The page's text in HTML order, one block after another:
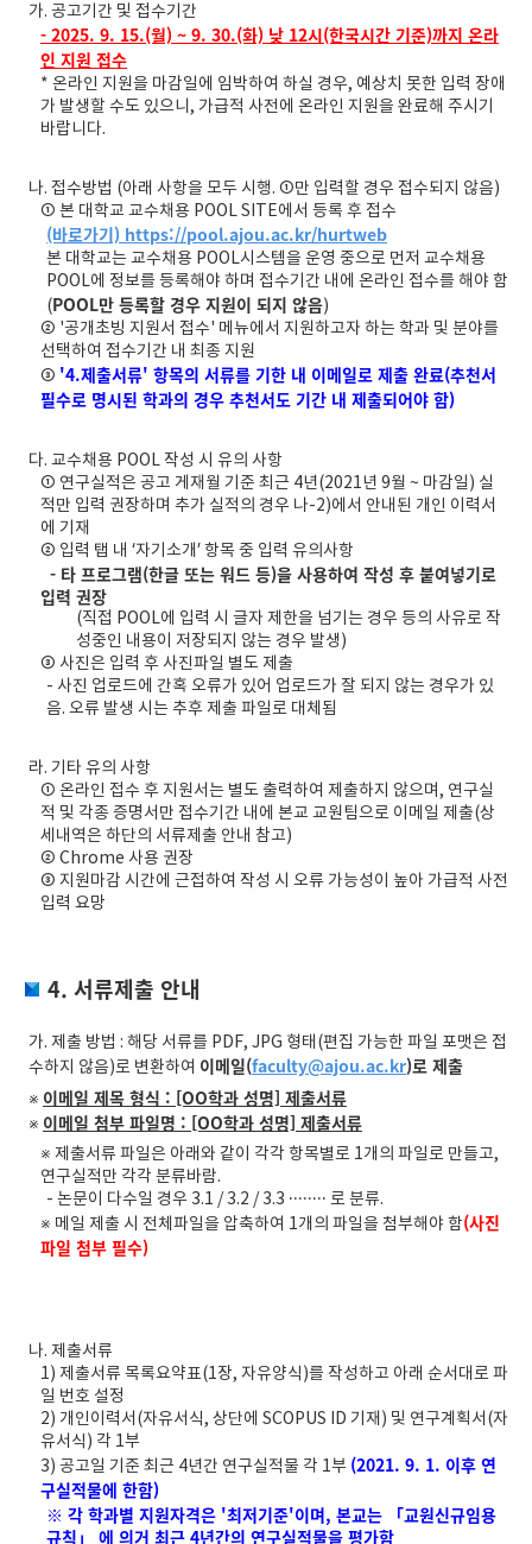
가. 공고기간 및 접수기간
- 2025. 9. 15.(월) ~ 9. 30.(화) 낮 12시(한국시간 기준)까지 온라
인 지원 접수
* 온라인 지원을 마감일에 임박하여 하실 경우, 예상치 못한 입력 장애
가 발생할 수도 있으니, 가급적 사전에 온라인 지원을 완료해 주시기
바랍니다.
나. 접수방법 (아래 사항을 모두 시행. ①만 입력할 경우 접수되지 않음)
① 본 대학교 교수채용 POOL SITE에서 등록 후 접수
(바로가기) https://pool.ajou.ac.kr/hurtweb
본 대학교는 교수채용 POOL시스템을 운영 중으로 먼저 교수채용
POOL에 정보를 등록해야 하며 접수기간 내에 온라인 접수를 해야 함
(POOL만 등록할 경우 지원이 되지 않음)
② '공개초빙 지원서 접수' 메뉴에서 지원하고자 하는 학과 및 분야를
선택하여 접수기간 내 최종 지원
③ '4.제출서류' 항목의 서류를 기한 내 이메일로 제출 완료(추천서
필수로 명시된 학과의 경우 추천서도 기간 내 제출되어야 함)
다. 교수채용 POOL 작성 시 유의 사항
① 연구실적은 공고 게재월 기준 최근 4년(2021년 9월 ~ 마감일) 실
적만 입력 권장하며 추가 실적의 경우 나-2)에서 안내된 개인 이력서
에 기재
② 입력 탭 내 ‘자기소개’ 항목 중 입력 유의사항
- 타 프로그램(한글 또는 워드 등)을 사용하여 작성 후 붙여넣기로
입력 권장
(직접 POOL에 입력 시 글자 제한을 넘기는 경우 등의 사유로 작
성중인 내용이 저장되지 않는 경우 발생)
③ 사진은 입력 후 사진파일 별도 제출
- 사진 업로드에 간혹 오류가 있어 업로드가 잘 되지 않는 경우가 있
음. 오류 발생 시는 추후 제출 파일로 대체됨
라. 기타 유의 사항
① 온라인 접수 후 지원서는 별도 출력하여 제출하지 않으며, 연구실
적 및 각종 증명서만 접수기간 내에 본교 교원팀으로 이메일 제출(상
세내역은 하단의 서류제출 안내 참고)
② Chrome 사용 권장
③ 지원마감 시간에 근접하여 작성 시 오류 가능성이 높아 가급적 사전
입력 요망
4. 서류제출 안내
가. 제출 방법 : 해당 서류를 PDF, JPG 형태(편집 가능한 파일 포맷은 접
수하지 않음)로 변환하여 이메일(faculty@ajou.ac.kr)로 제출
※ 이메일 제목 형식 : [OO학과 성명] 제출서류
※ 이메일 첨부 파일명 : [OO학과 성명] 제출서류
※ 제출서류 파일은 아래와 같이 각각 항목별로 1개의 파일로 만들고,
연구실적만 각각 분류바람.
- 논문이 다수일 경우 3.1 / 3.2 / 3.3 ········ 로 분류.
※ 메일 제출 시 전체파일을 압축하여 1개의 파일을 첨부해야 함(사진
파일 첨부 필수)
나. 제출서류
1) 제출서류 목록요약표(1장, 자유양식)를 작성하고 아래 순서대로 파
일 번호 설정
2) 개인이력서(자유서식, 상단에 SCOPUS ID 기재) 및 연구계획서(자
유서식) 각 1부
3) 공고일 기준 최근 4년간 연구실적물 각 1부 (2021. 9. 1. 이후 연
구실적물에 한함)
※ 각 학과별 지원자격은 '최저기준'이며, 본교는 「교원신규임용
규칙」 에 의거 최근 4년간의 연구실적물을 평가함